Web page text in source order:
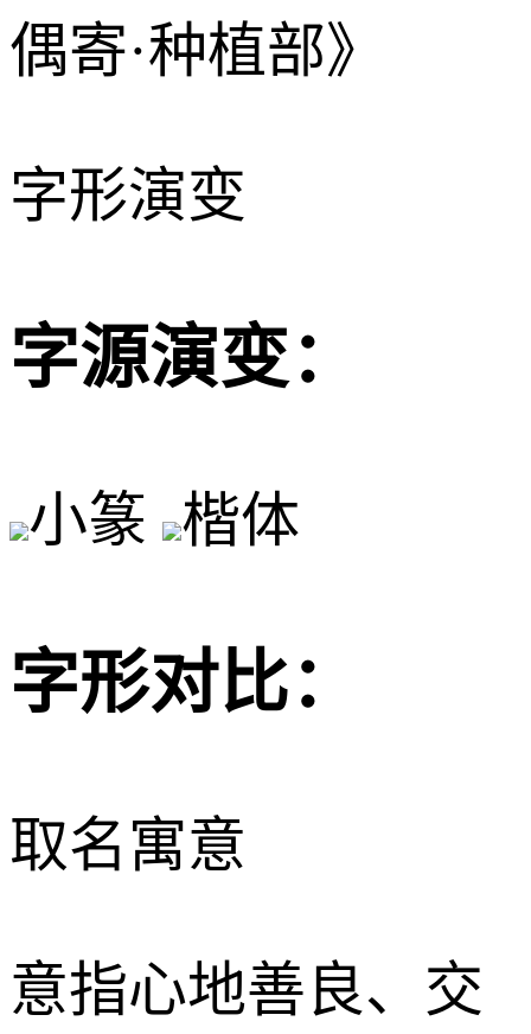
偶寄·种植部》
字形演变
字源演变：
小篆 楷体
字形对比：
取名寓意
意指心地善良、交